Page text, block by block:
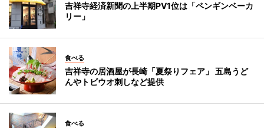
吉祥寺経済新聞の上半期PV1位は「ペンギンベーカ
リー」
食べる
吉祥寺の居酒屋が長崎「夏祭りフェア」 五島うど
んやトビウオ刺しなど提供
食べる